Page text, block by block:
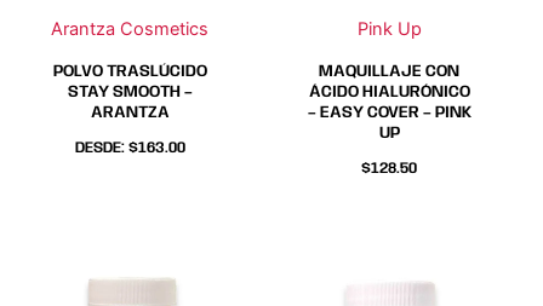
Arantza Cosmetics
pueden
elegir
en
la
página
POLVO TRASLÚCIDO
STAY SMOOTH –
ARANTZA
DESDE: $163.00
pueden
elegir
en
página
Pink Up
pueden
elegir
en
la
de
MAQUILLAJE CON
ÁCIDO HIALURÓNICO
– EASY COVER – PINK
UP
$128.50
pueden
elegir
en
la
de